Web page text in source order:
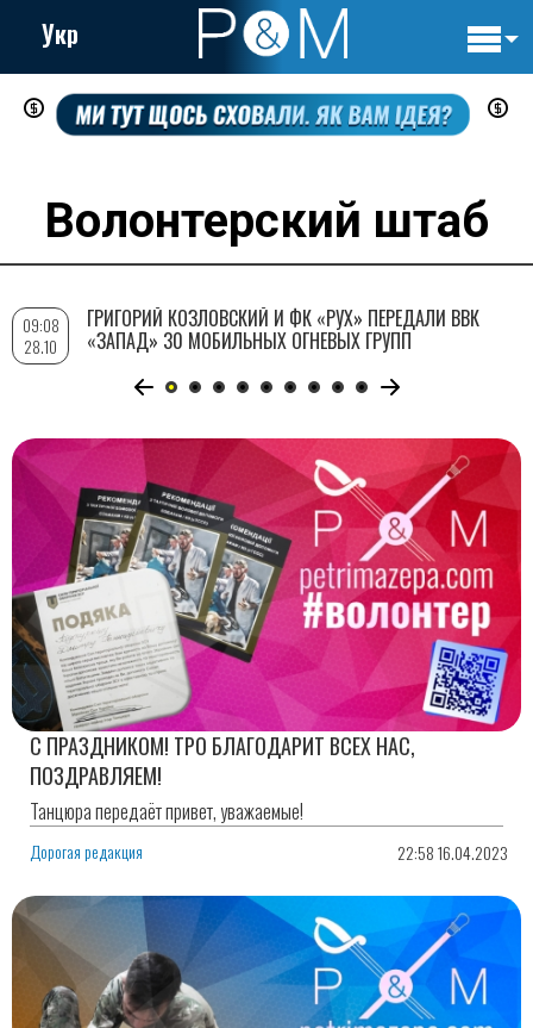
Перейти
Укр
Волонтерский штаб
С ПРАЗДНИКОМ! ТРО БЛАГОДАРИТ ВСЕХ НАС,
ПОЗДРАВЛЯЕМ!
Танцюра передаёт привет, уважаемые!
Дорогая редакция 22:58 16.04.2023
09:08
28.10
ГРИГОРИЙ КОЗЛОВСКИЙ И ФК «РУХ» ПЕРЕДАЛИ ВВК
«ЗАПАД» 30 МОБИЛЬНЫХ ОГНЕВЫХ ГРУПП